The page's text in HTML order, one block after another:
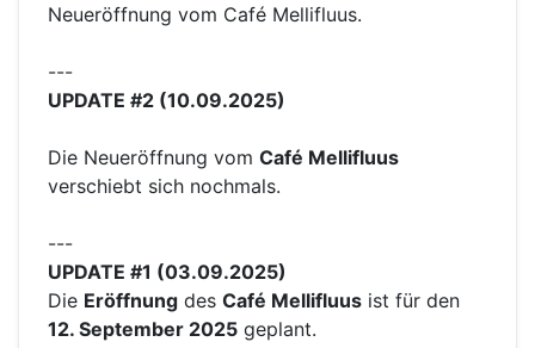
Neueröffnung vom Café Mellifluus.
---
UPDATE #2 (10.09.2025)
Die Neueröffnung vom Café Mellifluus
verschiebt sich nochmals.
---
UPDATE #1 (03.09.2025)
Die Eröffnung des Café Mellifluus ist für den
12. September 2025 geplant.